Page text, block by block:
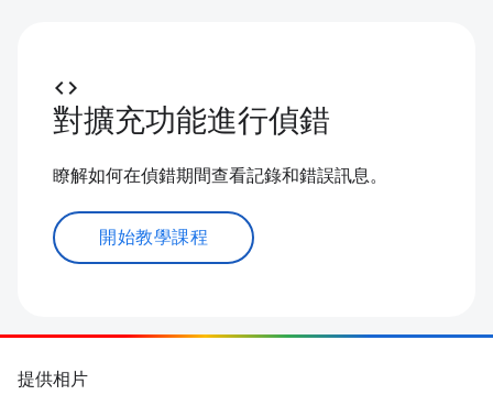
code
對擴充功能進行偵錯
瞭解如何在偵錯期間查看記錄和錯誤訊息。
開始教學課程
提供相片